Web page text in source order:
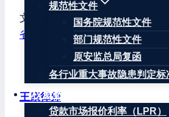
规范性文件
国务院规范性文件
部门规范性文件
原安监总局复函
各行业重大事故隐患判定标
权威数据
贷款市场报价利率（LPR）
文章标签：#免职#冕宁#凉山
省
森林防火#草原防火
王康律师